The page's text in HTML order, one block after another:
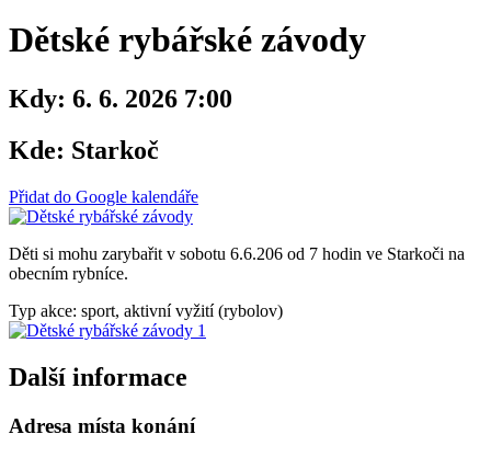
Dětské rybářské závody
Kdy: 6. 6. 2026 7:00
Kde: Starkoč
Přidat do Google kalendáře
Děti si mohu zarybařit v sobotu 6.6.206 od 7 hodin ve Starkoči na
obecním rybníce.
Typ akce: sport, aktivní vyžití (rybolov)
Další informace
Adresa místa konání